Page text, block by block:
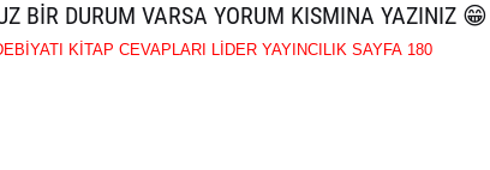
BİR DURUM VARSA YORUM KISMINA YAZINIZ 😁
KİTAP CEVAPLARI LİDER YAYINCILIK SAYFA 180